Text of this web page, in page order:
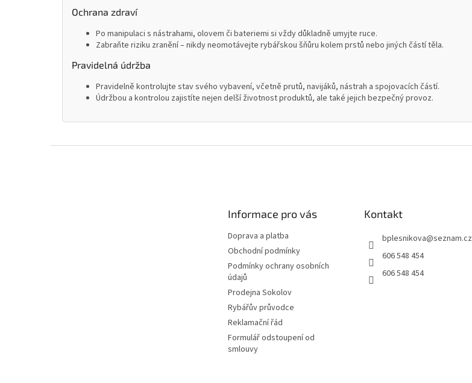
Ochrana zdraví
Po manipulaci s nástrahami, olovem či bateriemi si vždy důkladně umyjte ruce.
Zabraňte riziku zranění – nikdy neomotávejte rybářskou šňůru kolem prstů nebo jiných částí těla.
Pravidelná údržba
Pravidelně kontrolujte stav svého vybavení, včetně prutů, navijáků, nástrah a spojovacích částí.
Údržbou a kontrolou zajistíte nejen delší životnost produktů, ale také jejich bezpečný provoz.
Informace pro vás
Doprava a platba
Obchodní podmínky
Podmínky ochrany osobních
údajů
Prodejna Sokolov
Rybářův průvodce
Reklamační řád
Formulář odstoupení od
smlouvy
Kontakt
bplesnikova@seznam.cz
606 548 454
606 548 454